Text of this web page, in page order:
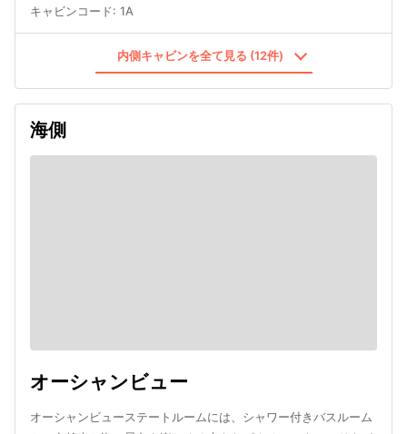
キャビンコード: 1A
内側キャビンを全て見る (12件)
海側
オーシャンビュー
オーシャンビューステートルームには、シャワー付きバスルーム